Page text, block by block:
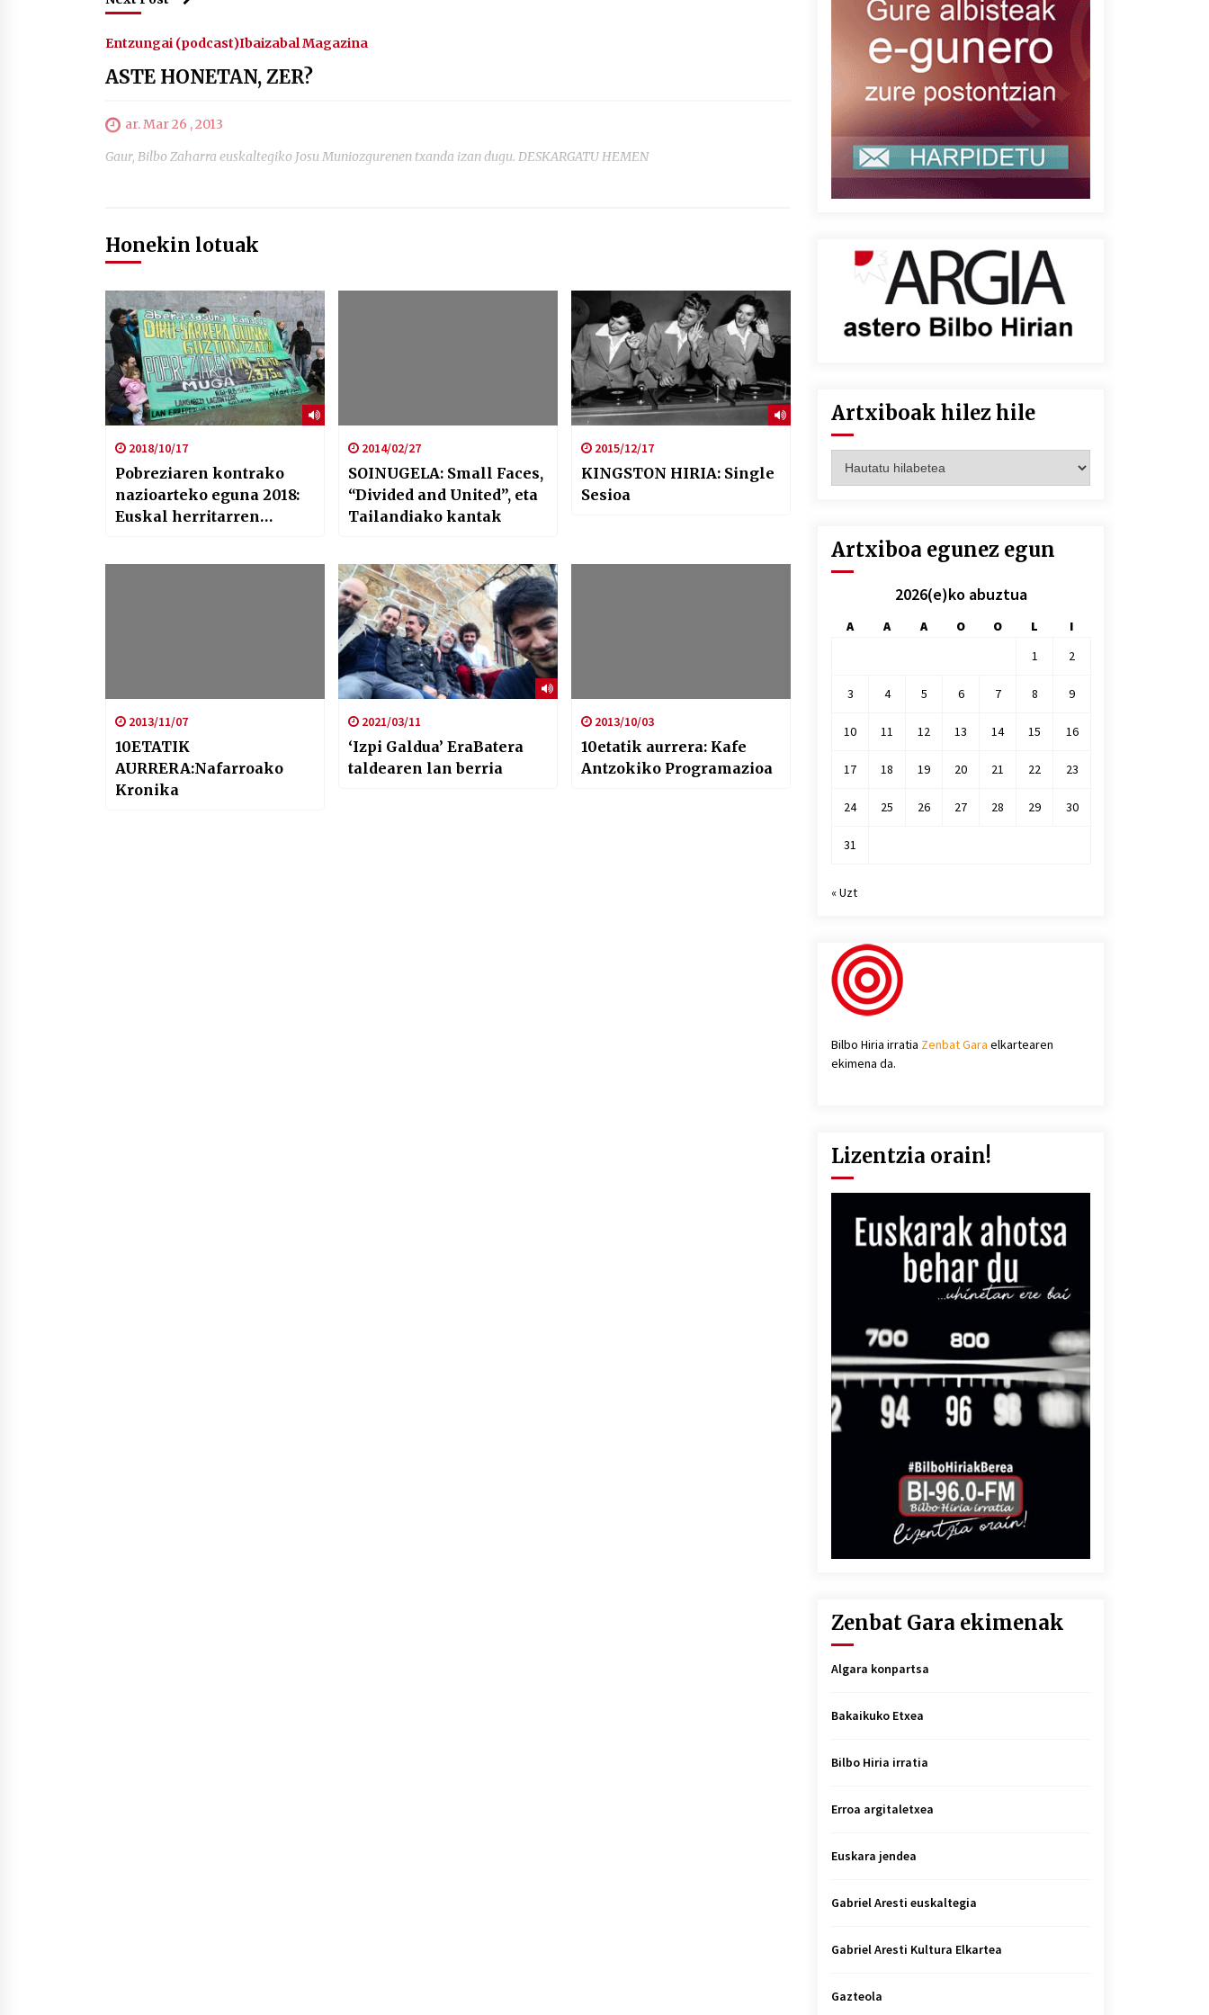
Entzungai (podcast)Ibaizabal Magazina
ASTE HONETAN, ZER?
ar. Mar 26 , 2013
Gaur, Bilbo Zaharra euskaltegiko Josu Muniozgurenen txanda izan dugu. DESKARGATU HEMEN
Honekin lotuak
2018/10/17
Pobreziaren kontrako
nazioarteko eguna 2018:
Euskal herritarren
mailaren azpitik bizi da
2014/02/27
SOINUGELA: Small Faces,
“Divided and United”, eta
Tailandiako kantak
2015/12/17
KINGSTON HIRIA: Single
Sesioa
2013/11/07
10ETATIK
AURRERA:Nafarroako
Kronika
2021/03/11
‘Izpi Galdua’ EraBatera
taldearen lan berria
2013/10/03
10etatik aurrera: Kafe
Antzokiko Programazioa
Artxiboak hilez hile
hilez
Artxiboa egunez egun
2026(e)ko abuztua
A A A O O L
I
1
2
3 4 5 6 7 8 9
10 11 12 13 14 15 16
17 18 19 20 21 22 23
24 25 26 27 28 29 30
31
« Uzt
Bilbo Hiria irratia Zenbat Gara elkartearen
ekimena da.
Lizentzia orain!
Zenbat Gara ekimenak
Algara konpartsa
Bakaikuko Etxea
Bilbo Hiria irratia
Erroa argitaletxea
Euskara jendea
Gabriel Aresti euskaltegia
Gabriel Aresti Kultura Elkartea
Gazteola